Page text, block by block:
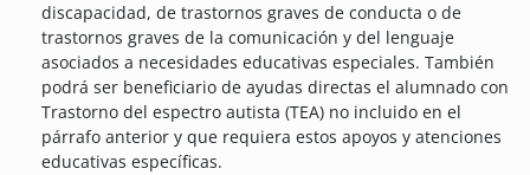
discapacidad, de trastornos graves de conducta o de
trastornos graves de la comunicación y del lenguaje
asociados a necesidades educativas especiales. También
podrá ser beneficiario de ayudas directas el alumnado con
Trastorno del espectro autista (TEA) no incluido en el
párrafo anterior y que requiera estos apoyos y atenciones
educativas específicas.